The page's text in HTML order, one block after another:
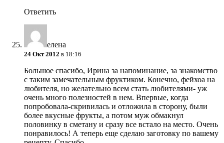
Ответить
елена
24 Окт 2012 в 18:16
Большое спасибо, Ирина за напоминание, за знакомство
с таким замечательным фруктиком. Конечно, фейхоа на
любителя, но желательно всем стать любителями- уж
очень много полезностей в нем. Впервые, когда
попробовала-скривилась и отложила в сторону, были
более вкусные фрукты, а потом муж обмакнул
половинку в сметану и сразу все встало на место. Очень
понравилось! А теперь еще сделаю заготовку по вашему